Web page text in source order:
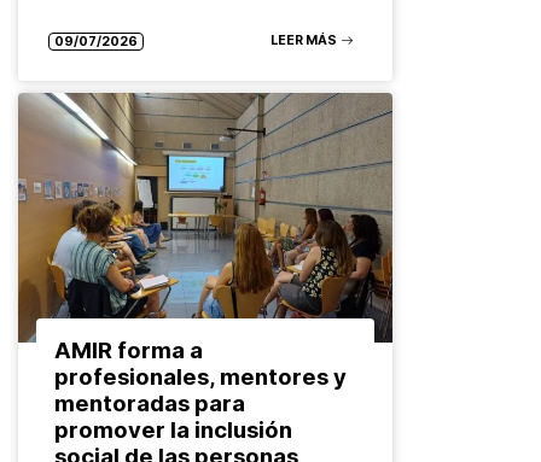
09/07/2026 LEER MÁS
AMIR forma a
profesionales, mentores y
mentoradas para
promover la inclusión
social de las personas